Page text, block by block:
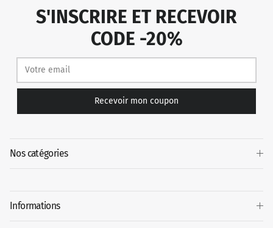
S'INSCRIRE ET RECEVOIR
CODE -20%
Recevoir mon coupon
Nos catégories
Informations